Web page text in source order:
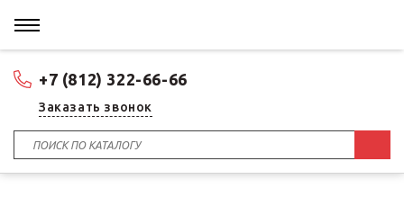
+7 (812) 322-66-66
Заказать звонок